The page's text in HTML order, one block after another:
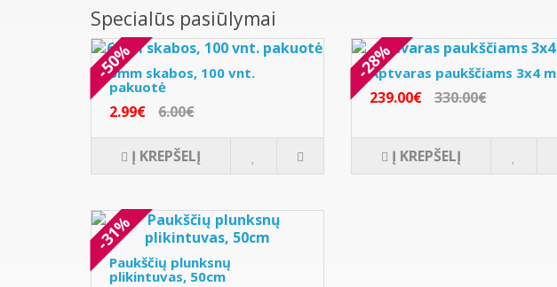
Specialūs pasiūlymai
-50%
6mm skabos, 100 vnt.
pakuotė
2.99€ 6.00€
Į KREPŠELĮ
-28%
Aptvaras paukščiams 3x4 m
239.00€ 330.00€
Į KREPŠELĮ
-31%
Paukščių plunksnų
plikintuvas, 50cm